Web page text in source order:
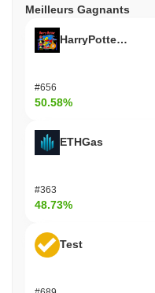
Meilleurs Gagnants
#656
50.58%
ETHGas
#363
48.73%
Test